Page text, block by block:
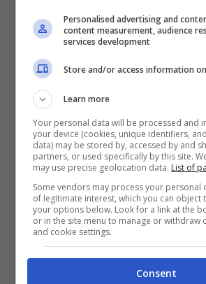
edizione del Grande Fratello
nuovo talk, e questo
essere un punto di forza
Malgioglio è un
audience), ma proprio per il
similitudine potrebbe anche
boomerang.
Come promesso in
per voi il promo del
prime time: LIVE – Non
Personalised advertising and
content measurement, audience
services development
Store and/or access information
Learn more
Your personal data will be processed and
your device (cookies, unique identifiers,
data) may be stored by, accessed by and
partners, or used specifically by this site.
may use precise geolocation data. List of
Some vendors may process your personal
of legitimate interest, which you can object
your options below. Look for a link at the
or in the site menu to manage or withdraw
and cookie settings.
Consent